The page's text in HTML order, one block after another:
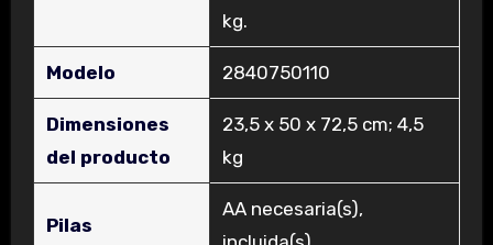
kg.
Modelo ‎2840750110
Dimensiones
del producto
‎23,5 x 50 x 72,5 cm; 4,5
kg
Pilas
‎AA necesaria(s),